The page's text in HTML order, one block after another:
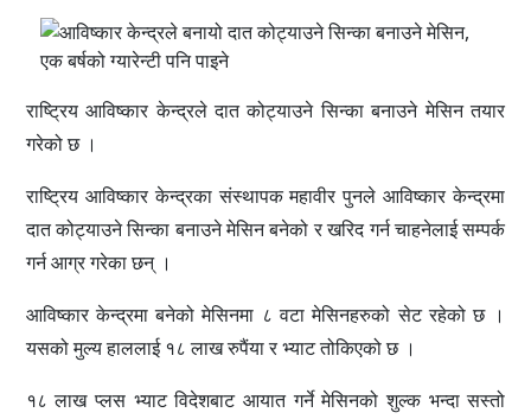
राष्ट्रिय आविष्कार केन्द्रले दात कोट्याउने सिन्का बनाउने मेसिन तयार
गरेको छ ।
राष्ट्रिय आविष्कार केन्द्रका संस्थापक महावीर पुनले आविष्कार केन्द्रमा
दात कोट्याउने सिन्का बनाउने मेसिन बनेको र खरिद गर्न चाहनेलाई सम्पर्क
गर्न आग्र गरेका छन् ।
आविष्कार केन्द्रमा बनेको मेसिनमा ८ वटा मेसिनहरुको सेट रहेको छ ।
यसको मुल्य हाललाई १८ लाख रुपैंया र भ्याट तोकिएको छ ।
१८ लाख प्लस भ्याट विदेशबाट आयात गर्ने मेसिनको शुल्क भन्दा सस्तो